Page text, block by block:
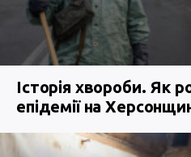
Історія хвороби. Як
епідемії на